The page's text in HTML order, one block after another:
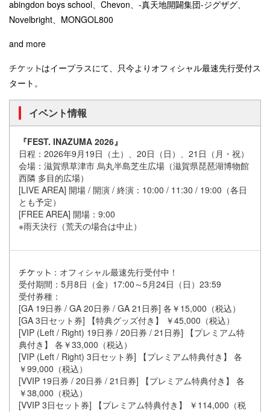
abingdon boys school、Chevon、-真天地開闢集団-ジグザグ、
Novelbright、MONGOL800
and more
はイープラスにて、只今よりオフィシャル最速先行受付ス
タート。
イベント情報
『FEST. INAZUMA 2026』
日程：2026年9月19日（土）、20日（日）、21日（月・祝）
会場：滋賀県草津市 烏丸半島芝生広場（滋賀県琵琶湖博物館
西隣 多目的広場）
[LIVE AREA] 開場 / 開演 / 終演：10:00 / 11:30 / 19:00（各日
とも予定）
[FREE AREA] 開場：9:00
※雨天決行（荒天の場合は中止）
：オフィシャル最速先行受付中！
受付期間：5月8日（金）17:00～5月24日（日）23:59
受付券種：
[GA 19日券 / GA 20日券 / GA 21日券] 各￥15,000（税込）
[GA 3日セット券] 【特典グッズ付き】 ￥45,000（税込）
[VIP (Left / Right) 19日券 / 20日券 / 21日券] 【プレミアム特
典付き】 各￥33,000（税込）
[VIP (Left / Right) 3日セット券] 【プレミアム特典付き】 各
￥99,000（税込）
[VVIP 19日券 / 20日券 / 21日券] 【プレミアム特典付き】 各
￥38,000（税込）
[VVIP 3日セット券] 【プレミアム特典付き】 ￥114,000（税